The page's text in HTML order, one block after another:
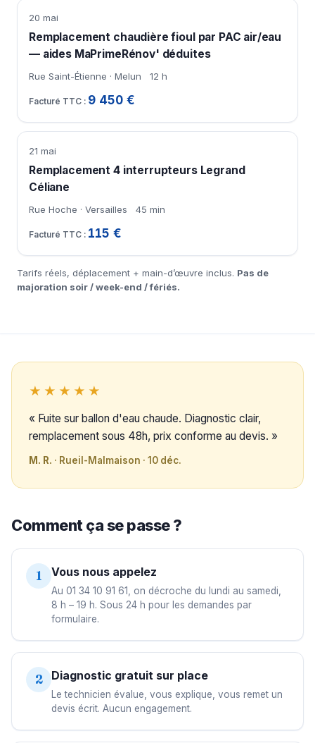
20 mai
Remplacement chaudière fioul par PAC air/eau
— aides MaPrimeRénov' déduites
Rue Saint-Étienne · Melun 12 h
9 450 €
21 mai
Remplacement 4 interrupteurs Legrand
Céliane
Rue Hoche · Versailles 45 min
115 €
Tarifs réels, déplacement + main-d’œuvre inclus. Pas de
majoration soir / week-end / fériés.
★★★★★
« Fuite sur ballon d'eau chaude. Diagnostic clair,
remplacement sous 48h, prix conforme au devis. »
M. R. · Rueil-Malmaison · 10 déc.
Comment ça se passe ?
1 Vous nous appelez
Au 01 34 10 91 61, on décroche du lundi au samedi,
8 h – 19 h. Sous 24 h pour les demandes par
formulaire.
2 Diagnostic gratuit sur place
Le technicien évalue, vous explique, vous remet un
devis écrit. Aucun engagement.